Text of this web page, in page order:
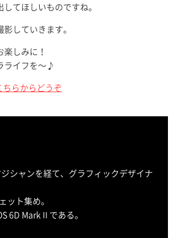
てほしいものですね。
していきます。
しみに！
ライフを〜♪
ちらからどうぞ
シャンを経て、グラフィックデザイナ
ット集め。
6D MarkⅡである。